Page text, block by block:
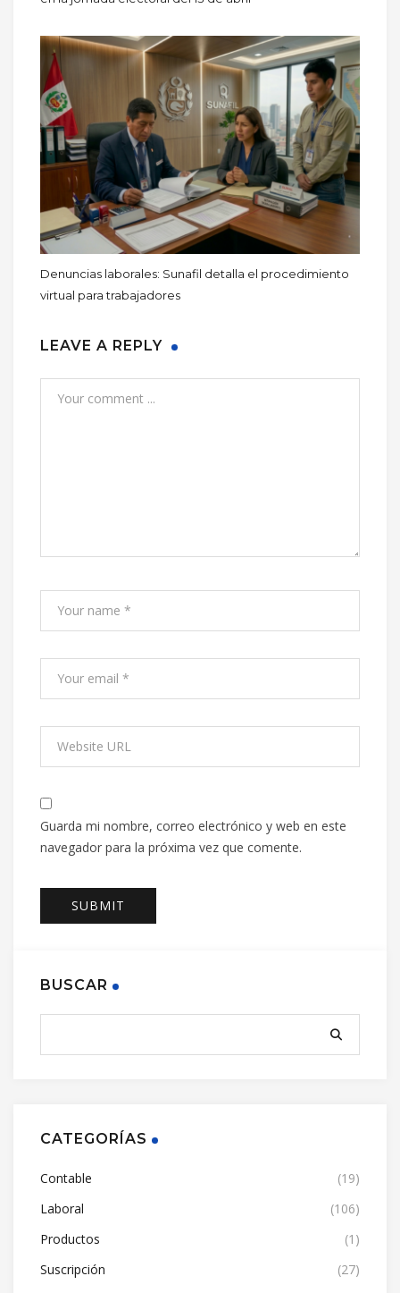
Denuncias laborales: Sunafil detalla el procedimiento
virtual para trabajadores
LEAVE A REPLY
Guarda mi nombre, correo electrónico y web en este
navegador para la próxima vez que comente.
BUSCAR
CATEGORÍAS
Contable
(19)
Laboral
(106)
Productos
(1)
Suscripción
(27)